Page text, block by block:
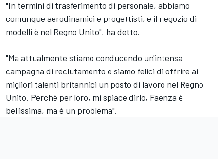
"In termini di trasferimento di personale, abbiamo
comunque aerodinamici e progettisti, e il negozio di
modelli è nel Regno Unito", ha detto.
"Ma attualmente stiamo conducendo un'intensa
campagna di reclutamento e siamo felici di offrire ai
migliori talenti britannici un posto di lavoro nel Regno
Unito. Perché per loro, mi spiace dirlo, Faenza è
bellissima, ma è un problema".